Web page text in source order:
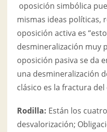
oposición simbólica
mismas ideas políticas,
oposición activa es
desmineralización muy
oposición pasiva se da
una desmineralización
clásico es la fractura
Rodilla: Están los
desvalorización;